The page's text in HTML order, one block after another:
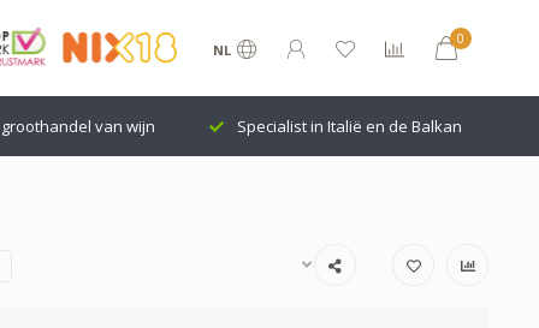
NL
0
van wijn Specialist in Italië en de Balkan